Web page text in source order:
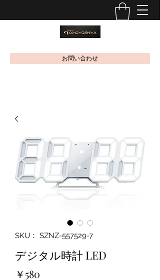
お問い合わせ
SKU： SZNZ-557529-7
デジタル時計 LED
￥580